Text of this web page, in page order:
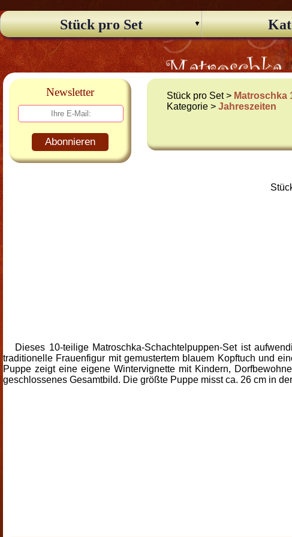
Stück pro Set
Newsletter
Abonnieren
Stück pro Set > Matroschka
Kategorie >Jahreszeiten
Dieses 10-teilige Matroschka-Schachtelpuppen-Set ist
traditionelle Frauenfigur mit gemustertem blauem Kopftuch und
Puppe zeigt eine eigene Wintervignette mit Kindern,
geschlossenes Gesamtbild. Die größte Puppe misst ca. 26 cm in